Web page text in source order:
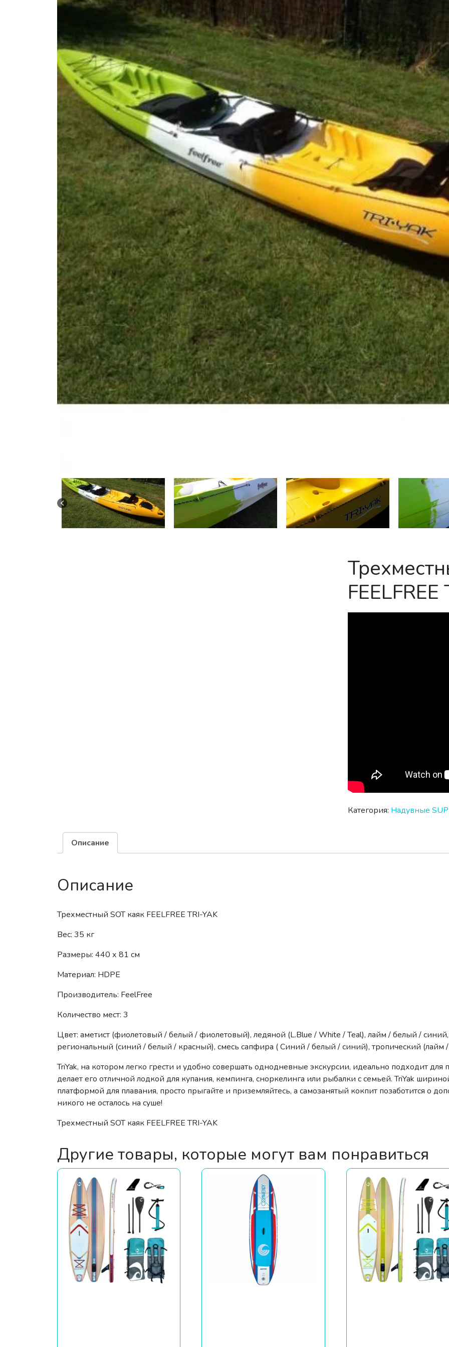
Категория: Надувные
Описание
Описание
Трехместный SOT каяк FEELFREE TRI-YAK
Вес: 35 кг
Размеры: 440 х 81 см
Материал: HDPE
Производитель: FeelFree
Количество мест: 3
Цвет: аметист (фиолетовый / белый / фиолетовый), ледяной (L.Blue / White / Teal), лайм / белый /
региональный (синий / белый / красный), смесь сапфира ( Синий / белый / синий), тропический
TriYak, на котором легко грести и удобно совершать однодневные экскурсии, идеально подходит для
делает его отличной лодкой для купания, кемпинга, сноркелинга или рыбалки с семьей. TriYak
платформой для плавания, просто прыгайте и приземляйтесь, а самозанятый кокпит позаботится о
никого не осталось на суше!
Трехместный SOT каяк FEELFREE TRI-YAK
Другие товары, которые могут вам понравиться